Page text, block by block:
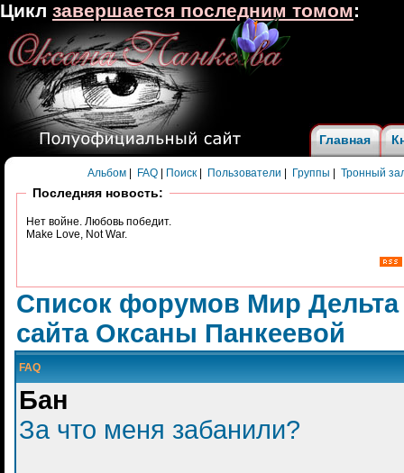
Главная
Альбом FAQ Поиск Пользователи Группы Тронный
Последняя новость:
Нет войне. Любовь победит.
Make Love, Not War.
Список форумов Мир
сайта Оксаны Панкеевой
FAQ
Бан
За что меня забанили?
Цикл завершается последним томом: